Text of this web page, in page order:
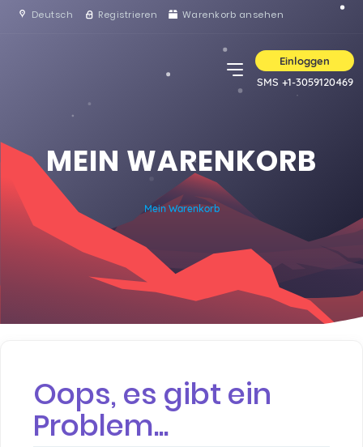
Deutsch Registrieren Warenkorb ansehen
Einloggen
SMS +1-3059120469
MEIN WARENKORB
Mein Warenkorb
Oops, es gibt ein
Problem...